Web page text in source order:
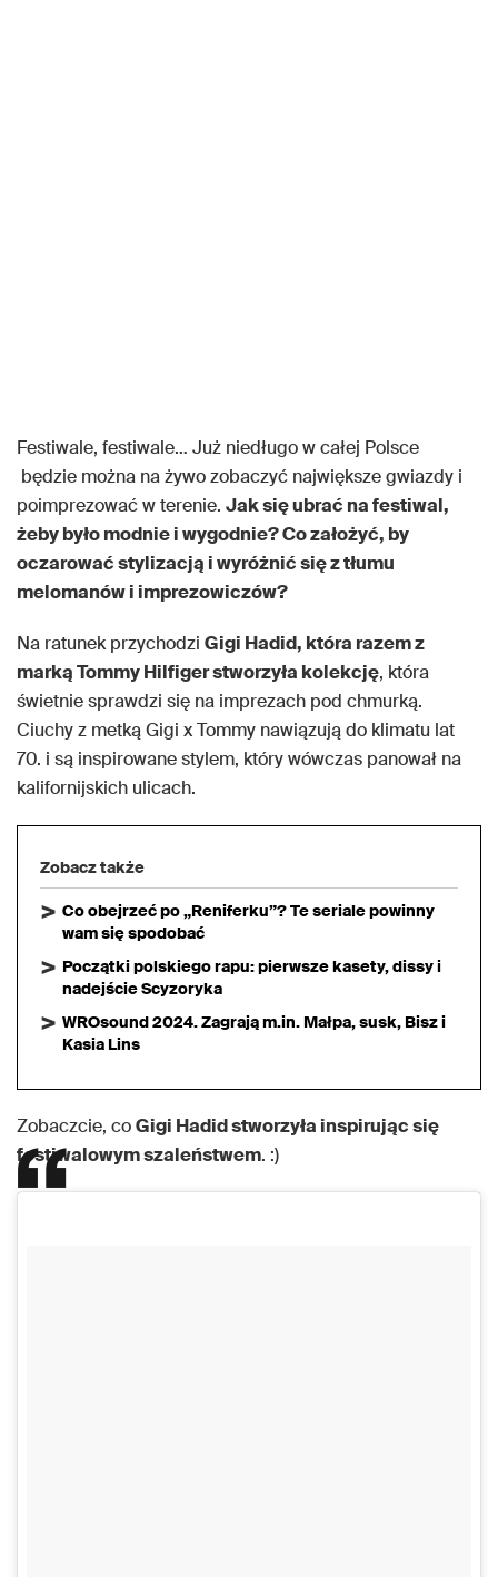
Festiwale, festiwale… Już niedługo w całej Polsce
będzie można na żywo zobaczyć największe gwiazdy i
poimprezować w terenie. Jak się ubrać na festiwal,
żeby było modnie i wygodnie? Co założyć, by
oczarować stylizacją i wyróżnić się z tłumu
melomanów i imprezowiczów?
Na ratunek przychodzi Gigi Hadid, która razem z
marką Tommy Hilfiger stworzyła kolekcję, która
świetnie sprawdzi się na imprezach pod chmurką.
Ciuchy z metką Gigi x Tommy nawiązują do klimatu lat
70. i są inspirowane stylem, który wówczas panował na
kalifornijskich ulicach.
Zobacz także
Co obejrzeć po „Reniferku”? Te seriale powinny
wam się spodobać
Początki polskiego rapu: pierwsze kasety, dissy i
nadejście Scyzoryka
WROsound 2024. Zagrają m.in. Małpa, susk, Bisz i
Kasia Lins
Zobaczcie, coGigi Hadid stworzyła inspirując się
festiwalowym szaleństwem. :)